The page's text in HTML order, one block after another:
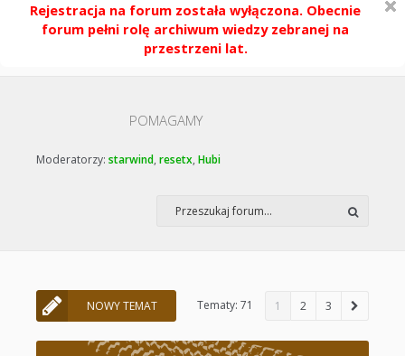
Rejestracja na forum została wyłączona. Obecnie
forum pełni rolę archiwum wiedzy zebranej na
przestrzeni lat.
POMAGAMY
Moderatorzy: starwind, resetx, Hubi
NOWY TEMAT Tematy: 71 1 2 3